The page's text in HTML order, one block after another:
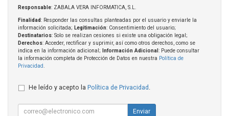
Responsable: ZABALA VERA INFORMATICA, S.L.
Finalidad: Responder las consultas planteadas por el usuario y enviarle la
información solicitada; Legitimación: Consentimiento del usuario;
Destinatarios: Solo se realizan cesiones si existe una obligación legal;
Derechos: Acceder, rectificar y suprimir, así como otros derechos, como se
indica en la información adicional;
Información Adicional : Puede consultar
la información completa de Protección de Datos en nuestra Política de
Privacidad.
He leído y acepto la Política de Privacidad .
Enviar